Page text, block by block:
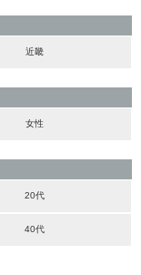
近畿
女性
20代
40代